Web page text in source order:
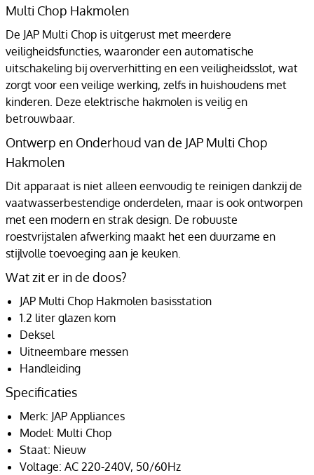
Multi Chop Hakmolen
De JAP Multi Chop is uitgerust met meerdere
veiligheidsfuncties, waaronder een automatische
uitschakeling bij oververhitting en een veiligheidsslot, wat
zorgt voor een veilige werking, zelfs in huishoudens met
kinderen. Deze elektrische hakmolen is veilig en
betrouwbaar.
Ontwerp en Onderhoud van de JAP Multi Chop
Hakmolen
Dit apparaat is niet alleen eenvoudig te reinigen dankzij de
vaatwasserbestendige onderdelen, maar is ook ontworpen
met een modern en strak design. De robuuste
roestvrijstalen afwerking maakt het een duurzame en
stijlvolle toevoeging aan je keuken.
Wat zit er in de doos?
JAP Multi Chop Hakmolen basisstation
1.2 liter glazen kom
Deksel
Uitneembare messen
Handleiding
Specificaties
Merk: JAP Appliances
Model: Multi Chop
Staat: Nieuw
Voltage: AC 220-240V, 50/60Hz